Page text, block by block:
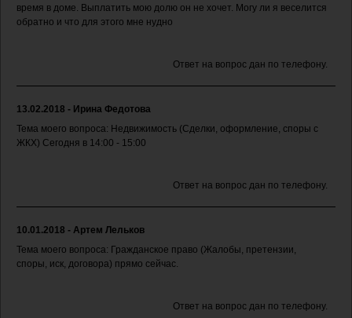
время в доме. Выплатить мою долю он не хочет. Могу ли я веселится
обратно и что для этого мне нудно
Ответ на вопрос дан по телефону.
13.02.2018 - Ирина Федотова
Тема моего вопроса: Недвижимость (Сделки, оформление, споры с
ЖКХ) Сегодня в 14:00 - 15:00
Ответ на вопрос дан по телефону.
10.01.2018 - Артем Лельков
Тема моего вопроса: Гражданское право (Жалобы, претензии,
споры, иск, договора) прямо сейчас.
Ответ на вопрос дан по телефону.